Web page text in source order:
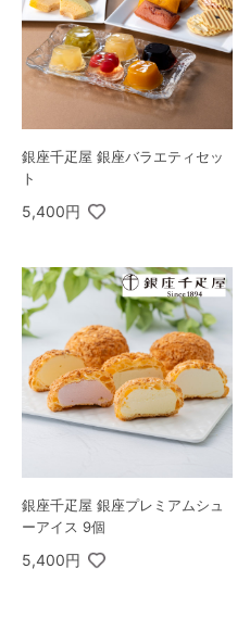
銀座千疋屋 銀座バラエティセッ
ト
5,400円
銀座千疋屋 銀座プレミアムシュ
ーアイス 9個
5,400円